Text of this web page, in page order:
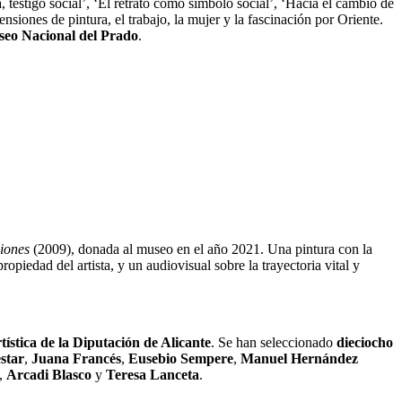
de pintura, el trabajo, la mujer y la fascinación por Oriente.
Nacional del Prado.
(2009), donada al museo en el año 2021. Una pintura con la
del artista, y un audiovisual sobre la trayectoria vital y
de la Diputación de Alicante. Se han seleccionado dieciocho
, Juana Francés, Eusebio Sempere, Manuel Hernández
, Arcadi Blasco y Teresa Lanceta.